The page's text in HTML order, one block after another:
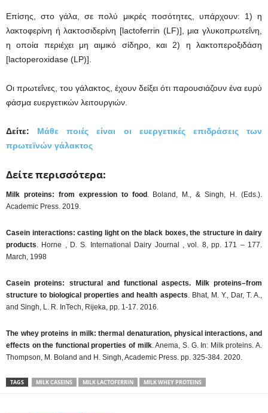
Επίσης, στο γάλα, σε πολύ μικρές ποσότητες, υπάρχουν: 1) η
λακτοφερίνη ή λακτοσιδερίνη [lactoferrin (LF)], μια γλυκοπρωτεΐνη,
η οποία περιέχει μη αιμικό σίδηρο, και 2) η λακτοπεροξιδάση
[lactoperoxidase (LP)].
Οι πρωτεΐνες, του γάλακτος, έχουν δείξει ότι παρουσιάζουν ένα ευρύ
φάσμα ευεργετικών λειτουργιών.
Δείτε: Μάθε ποιές είναι οι ευεργετικές επιδράσεις των
πρωτεϊνών γάλακτος
Δείτε περισσότερα:
Milk proteins: from expression to food . Boland, M., & Singh, H. (Eds.).
Academic Press. 2019.
Casein interactions: casting light on the black boxes, the structure in dairy
products. Horne , D. S. International Dairy Journal , vol. 8, pp. 171 – 177.
March, 1998
Casein proteins: structural and functional aspects. Milk proteins–from
structure to biological properties and health aspects. Bhat, M. Y., Dar, T. A.,
and Singh, L. R. InTech, Rijeka, pp. 1-17. 2016.
The whey proteins in milk: thermal denaturation, physical interactions, and
effects on the functional properties of milk. Anema, S. G. In: Milk proteins. A.
Thompson, M. Boland and H. Singh, Academic Press. pp. 325-384. 2020.
TAGS MILK CASEINS MILK LACTOFERRIN MILK WHEY PROTEINS